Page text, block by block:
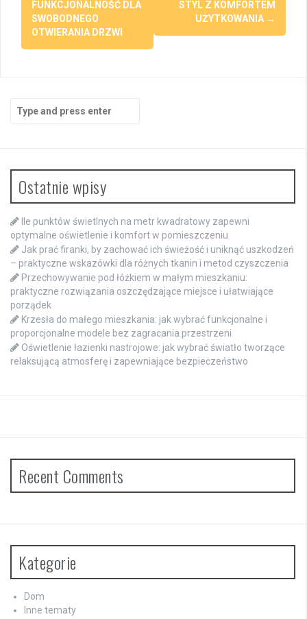
FUNKCJONALNOŚĆ DLA
SWOBODNEGO
OTWIERANIA DRZWI
STYL Z KOMFORTEM
UŻYTKOWANIA →
for:
Ostatnie wpisy
Ile punktów świetlnych na metr kwadratowy zapewni
optymalne oświetlenie i komfort w pomieszczeniu
Jak prać firanki, by zachować ich świeżość i uniknąć uszkodzeń
– praktyczne wskazówki dla różnych tkanin i metod czyszczenia
Przechowywanie pod łóżkiem w małym mieszkaniu:
praktyczne rozwiązania oszczędzające miejsce i ułatwiające
porządek
Krzesła do małego mieszkania: jak wybrać funkcjonalne i
proporcjonalne modele bez zagracania przestrzeni
Oświetlenie łazienki nastrojowe: jak wybrać światło tworzące
relaksującą atmosferę i zapewniające bezpieczeństwo
Recent Comments
Kategorie
Dom
Inne tematy